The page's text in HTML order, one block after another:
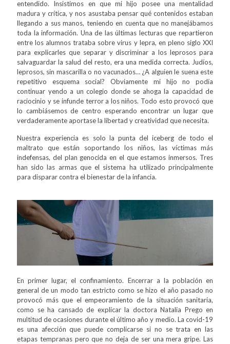
entendido. Insistimos en que mi hijo posee una mentalidad
madura y crítica, y nos asustaba pensar qué contenidos estaban
llegando a sus manos, teniendo en cuenta que no manejábamos
toda la información. Una de las últimas lecturas que repartieron
entre los alumnos trataba sobre virus y lepra, en pleno siglo XXI
para explicarles que separar y discriminar a los leprosos para
salvaguardar la salud del resto, era una medida correcta. Judíos,
leprosos, sin mascarilla o no vacunados… ¿A alguien le suena este
repetitivo esquema social? Obviamente mi hijo no podía
continuar yendo a un colegio donde se ahoga la capacidad de
raciocinio y se infunde terror a los niños. Todo esto provocó que
lo cambiásemos de centro esperando encontrar un lugar que
verdaderamente aportase la libertad y creatividad que necesita.
Nuestra experiencia es solo la punta del iceberg de todo el
maltrato que están soportando los niños, las víctimas más
indefensas, del plan genocida en el que estamos inmersos. Tres
han sido las armas que el sistema ha utilizado principalmente
para disparar contra el bienestar de la infancia.
En primer lugar, el confinamiento. Encerrar a la población en
general de un modo tan estricto como se hizo el año pasado no
provocó más que el empeoramiento de la situación sanitaria,
como se ha cansado de explicar la doctora Natalia Prego en
multitud de ocasiones durante el último año y medio. La covid-19
es una afección que puede complicarse si no se trata en las
etapas tempranas pero que no deja de ser una mera gripe. Las